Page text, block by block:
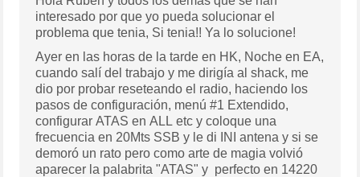
interesado por que yo pueda solucionar el
problema que tenia, Si tenia!! Ya lo solucione!
Ayer en las horas de la tarde en HK, Noche en EA,
cuando salí del trabajo y me dirigía al shack, me
dio por probar reseteando el radio, haciendo los
pasos de configuración, menú #1 Extendido,
configurar ATAS en ALL etc y coloque una
frecuencia en 20Mts SSB y le di INI antena y si se
demoró un rato pero como arte de magia volvió
aparecer la palabrita "ATAS" y perfecto en 14220